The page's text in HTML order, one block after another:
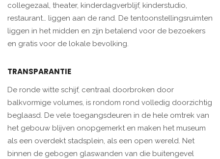
collegezaal, theater, kinderdagverblijf, kinderstudio,
restaurant… liggen aan de rand. De tentoonstellingsruimten
liggen in het midden en zijn betalend voor de bezoekers
en gratis voor de lokale bevolking.
TRANSPARANTIE
De ronde witte schijf, centraal doorbroken door
balkvormige volumes, is rondom rond volledig doorzichtig
beglaasd. De vele toegangsdeuren in de hele omtrek van
het gebouw blijven onopgemerkt en maken het museum
als een overdekt stadsplein, als een open wereld. Net
binnen de gebogen glaswanden van die buitengevel